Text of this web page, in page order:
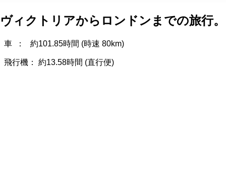
ヴィクトリアから ロンドン までの旅行。
車 ： 約101.85時間 (時速 80km)
飛行機： 約13.58時間 (直行便)